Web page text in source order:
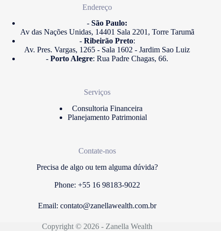
Endereço
- São Paulo:
Av das Nações Unidas, 14401 Sala 2201, Torre Tarumã
-Ribeirão Preto:
Av. Pres. Vargas, 1265 - Sala 1602 - Jardim Sao Luiz
-Porto Alegre: Rua Padre Chagas, 66.
Serviços
Consultoria Financeira
Planejamento Patrimonial
Contate-nos
Precisa de algo ou tem alguma dúvida?
Phone: +55 16 98183-9022
Email:contato@zanellawealth.com.br
Copyright © 2026 - Zanella Wealth